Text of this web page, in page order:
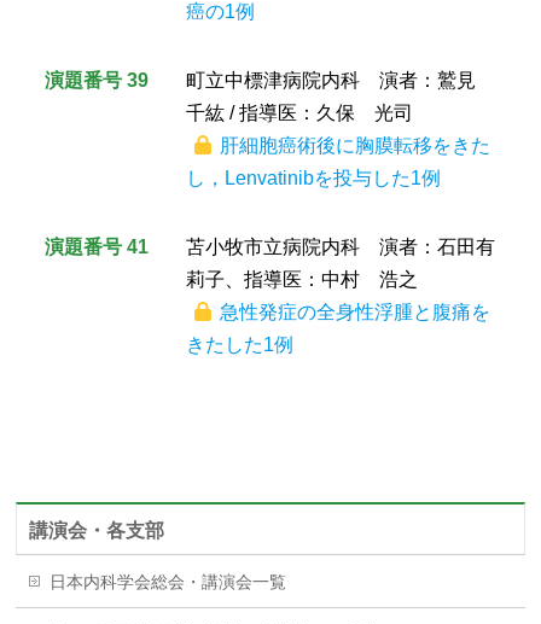
癌の1例
演題番号 39
町立中標津病院内科 演者：鷲見
千紘 / 指導医：久保 光司
肝細胞癌術後に胸膜転移をきた
し，Lenvatinibを投与した1例
演題番号 41
苫小牧市立病院内科 演者：石田有
莉子、指導医：中村 浩之
急性発症の全身性浮腫と腹痛を
きたした1例
講演会・各支部
日本内科学会総会・講演会一覧